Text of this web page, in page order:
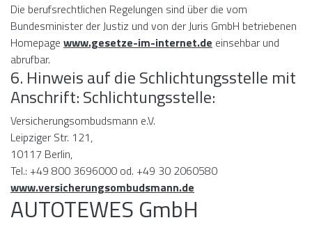
Die berufsrechtlichen Regelungen sind über die vom
Bundesminister der Justiz und von der Juris GmbH betriebenen
Homepage www.gesetze-im-internet.de einsehbar und
abrufbar.
6. Hinweis auf die Schlichtungsstelle mit
Anschrift: Schlichtungsstelle:
Versicherungsombudsmann e.V.
Leipziger Str. 121,
10117 Berlin,
Tel.: +49 800 3696000 od. +49 30 2060580
www.versicherungsombudsmann.de
AUTOTEWES GmbH